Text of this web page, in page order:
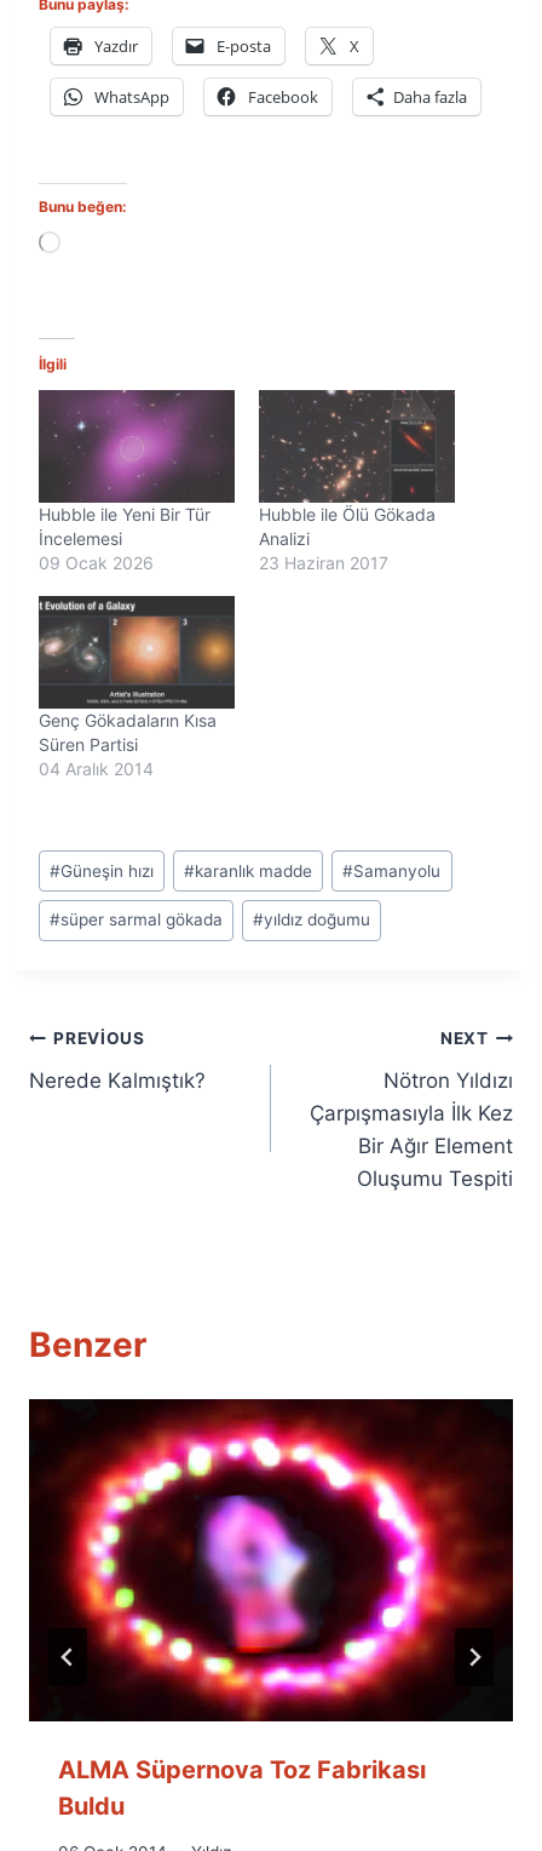
Bunu paylaş:
Yazdır E-posta X
WhatsApp Facebook Daha fazla
Bunu beğen:
Y
n
.
İlgili
Hubble ile Yeni Bir Tür
İncelemesi
09 Ocak 2026
Hubble ile Ölü Gökada
Analizi
23 Haziran 2017
Genç Gökadaların Kısa
Süren Partisi
04 Aralık 2014
Post
Tags:
#Güneşin hızı #karanlık madde #Samanyolu
#süper sarmal gökada #yıldız doğumu
Yazı
gezinmesi
PREVIOUS
Nerede Kalmıştık?
NEXT
Nötron Yıldızı
Çarpışmasıyla İlk Kez
Bir Ağır Element
Oluşumu Tespiti
Benzer
ALMA Süpernova Toz Fabrikası
Buldu